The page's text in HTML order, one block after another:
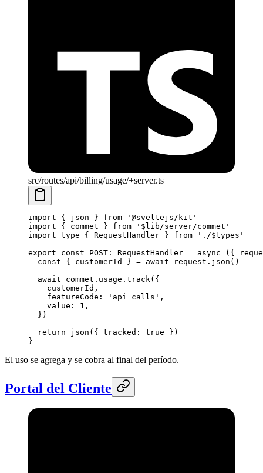
src/routes/api/billing/usage/+server.ts
import { json } from '@sveltejs/kit'
import { commet } from '$lib/server/commet'
import type { RequestHandler } from './$types'
export const POST : RequestHandler = async ({
  const
{ customerId } = await request. json ()
  await
commet.usage. track ({
    customerId,
    featureCode:
'api_calls' ,
    value:
1 ,
  })
  return
json ({ tracked: true })
}
El uso se agrega y se cobra al final del período.
Portal del Cliente